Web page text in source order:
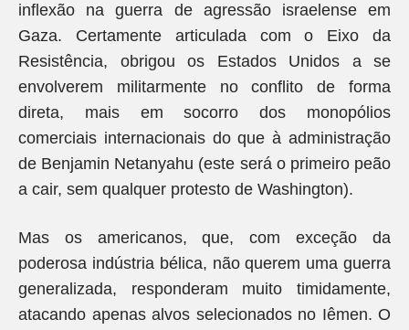
inflexão na guerra de agressão israelense em
Gaza. Certamente articulada com o Eixo da
Resistência, obrigou os Estados Unidos a se
envolverem militarmente no conflito de forma
direta, mais em socorro dos monopólios
comerciais internacionais do que à administração
de Benjamin Netanyahu (este será o primeiro peão
a cair, sem qualquer protesto de Washington).
Mas os americanos, que, com exceção da
poderosa indústria bélica, não querem uma guerra
generalizada, responderam muito timidamente,
atacando apenas alvos selecionados no Iêmen. O